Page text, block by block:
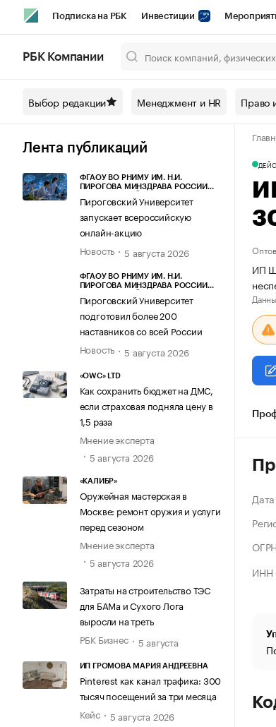
Подписка на РБК Инвестиции
Спецпроекты СПб Конференции СПб
Технологии и медиа Рынок
РБК Компании
Выбор редакции Менеджмент и HR Право
Лента публикаций
ФГАОУ ВО РНИМУ ИМ. Н.И.
ПИРОГОВА МИНЗДРАВА РОССИИ
Пироговский Университет
запускает всероссийскую
онлайн-акцию
Новость
5 августа 2026
ФГАОУ ВО РНИМУ ИМ. Н.И.
ПИРОГОВА МИНЗДРАВА РОССИИ
Пироговский Университет
подготовил более 200
наставников со всей России
Новость
5 августа 2026
«OWC» LTD
Как сохранить бюджет на ДМС,
если страховая подняла цену в
1,5 раза
Мнение эксперта
5 августа 2026
«КАЛИБР»
Оружейная мастерская в
Москве: ремонт оружия и услуги
перед сезоном
Мнение эксперта
5 августа 2026
Затраты на строительство ТЭС
для БАМа и Сухого Лога
выросли на треть
РБК Бизнес
5 августа
ИП ГРОМОВА МАРИЯ АНДРЕЕВНА
Pinterest как канал трафика: 300
тысяч посещений за три месяца
Кейс
5 августа 2026
ИП
ИНН